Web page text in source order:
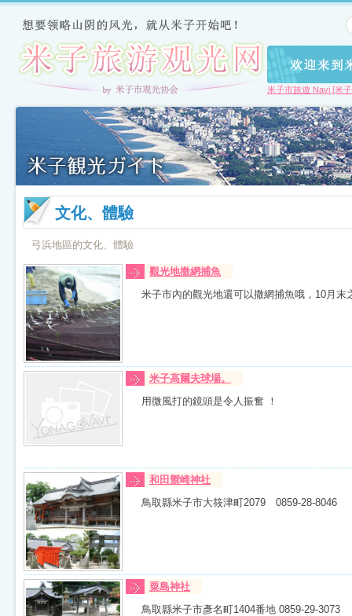
米子市旅遊 Navi [米
文化、體驗
弓浜地區的文化、體驗
觀光地撒網捕魚
米子市內的觀光地還可以撒網捕魚哦，10月末
米子高爾夫球場。
用微風打的鏡頭是令人振奮 ！
和田禦崎神社
鳥取縣米子市大筱津町2079 0859-28-8046
粟島神社
鳥取縣米子市彥名町1404番地 0859-29-3073